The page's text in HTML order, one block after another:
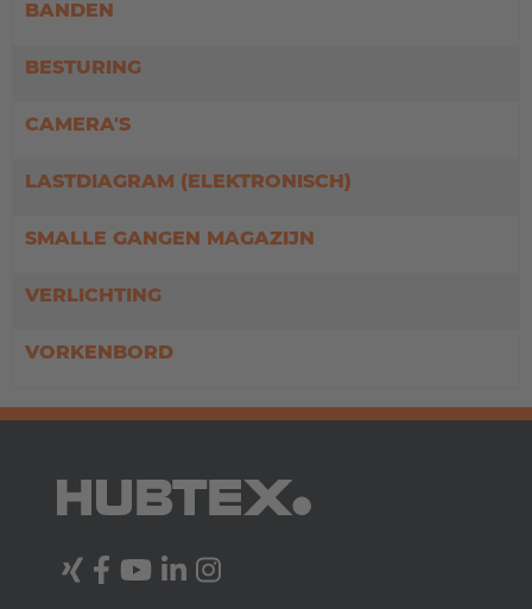
EUROPE
Belgium
Cesko
Deutschland
Deutsch
BANDEN
BESTURING
CAMERA'S
LASTDIAGRAM (ELEKTRONISCH)
SMALLE GANGEN MAGAZIJN
VERLICHTING
VORKENBORD